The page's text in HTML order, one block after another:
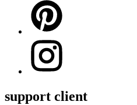
support client